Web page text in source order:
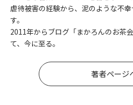
虐待被害の経験から、泥のような不
す。
2011年からブログ「まかろんのお茶
て、今に至る。
著者ページ